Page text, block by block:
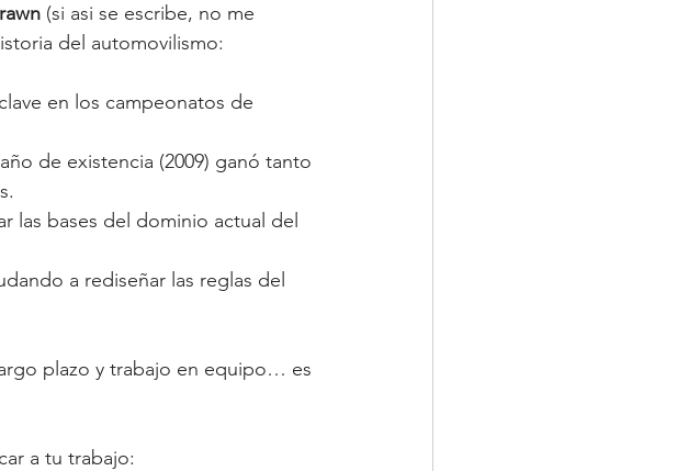
(si asi se escribe, no me
del automovilismo:
en los campeonatos de
de existencia (2009) ganó tanto
las bases del dominio actual del
a rediseñar las reglas del
plazo y trabajo en equipo… es
a tu trabajo: